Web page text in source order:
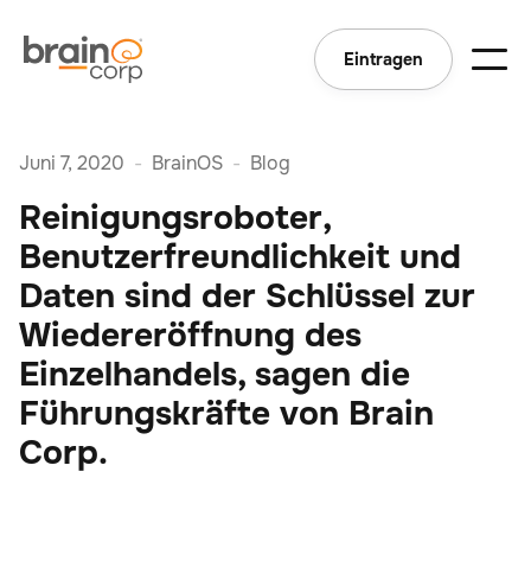
Eintragen
Juni 7, 2020 - BrainOS - Blog
Reinigungsroboter,
Benutzerfreundlichkeit und
Daten sind der Schlüssel zur
Wiedereröffnung des
Einzelhandels, sagen die
Führungskräfte von Brain
Corp.